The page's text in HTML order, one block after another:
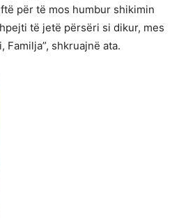
për të mos humbur shikimin
të jetë përsëri si dikur, mes
Familja”, shkruajnë ata.